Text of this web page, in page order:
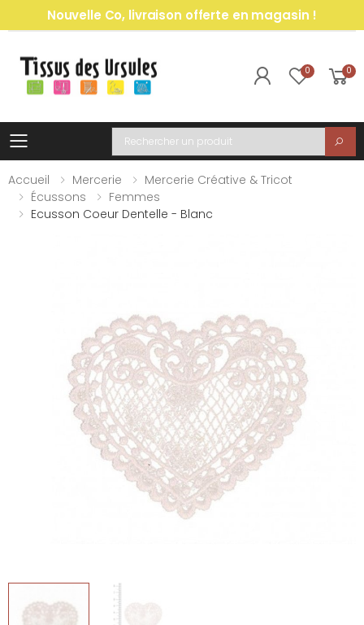
Nouvelle Co, livraison offerte en magasin !
0 0
Toggle mobile menu
Recherche
Accueil
Mercerie
Mercerie Créative & Tricot
Écussons
Femmes
Ecusson Coeur Dentelle - Blanc